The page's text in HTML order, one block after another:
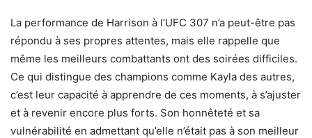
La performance de Harrison à l’UFC 307 n’a peut-être pas
répondu à ses propres attentes, mais elle rappelle que
même les meilleurs combattants ont des soirées difficiles.
Ce qui distingue des champions comme Kayla des autres,
c’est leur capacité à apprendre de ces moments, à s’ajuster
et à revenir encore plus forts. Son honnêteté et sa
vulnérabilité en admettant qu’elle n’était pas à son meilleur